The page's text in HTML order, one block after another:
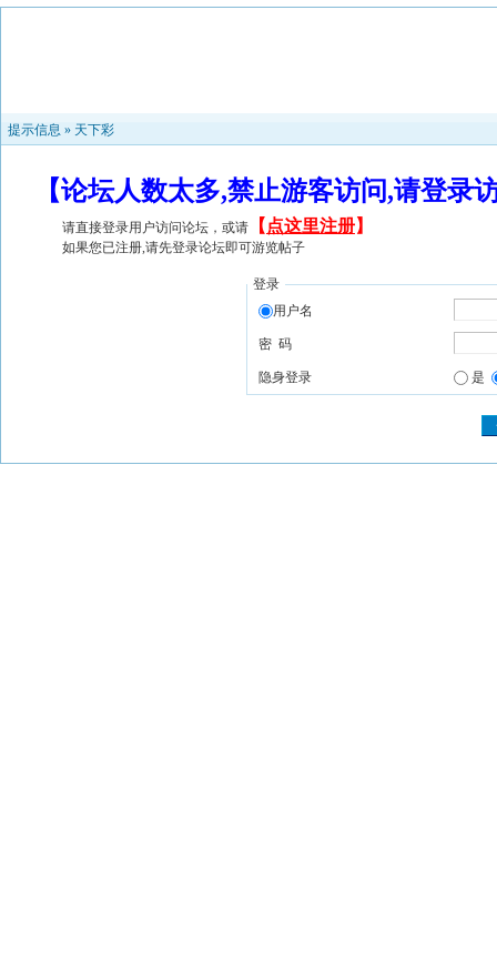
提示信息 » 天下彩
【论坛人数太多,禁止游客访问,请登
请直接登录用户访问论坛，或请 【 点这里注册】
如果您已注册,请先登录论坛即可游览帖子
登录
用户名
密 码
隐身登录 是